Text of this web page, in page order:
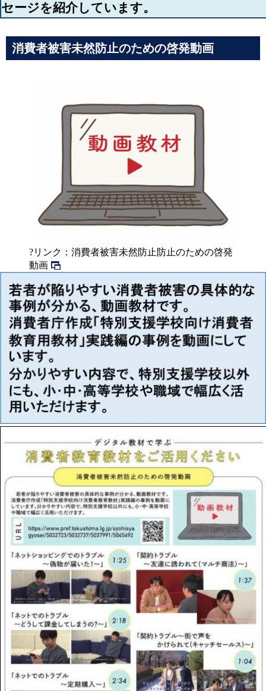
セージを紹介しています。
消費者被害未然防止のための啓発動画
?リンク：消費者被害未然防止防止のための啓発
動画